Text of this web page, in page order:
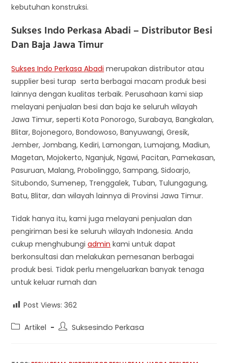
kebutuhan konstruksi.
Sukses Indo Perkasa Abadi – DistributorBesi
Dan Baja Jawa Timur
Sukses Indo Perkasa Abadi merupakan distributor atau
supplier besi turap serta berbagai macam produk besi
lainnya dengan kualitas terbaik. Perusahaan kami siap
melayani penjualan besi dan baja ke seluruh wilayah
Jawa Timur, seperti Kota Ponorogo, Surabaya, Bangkalan,
Blitar, Bojonegoro, Bondowoso, Banyuwangi, Gresik,
Jember, Jombang, Kediri, Lamongan, Lumajang, Madiun,
Magetan, Mojokerto, Nganjuk, Ngawi, Pacitan, Pamekasan,
Pasuruan, Malang, Probolinggo, Sampang, Sidoarjo,
Situbondo, Sumenep, Trenggalek, Tuban, Tulungagung,
Batu, Blitar, dan wilayah lainnya di Provinsi Jawa Timur.
Tidak hanya itu, kami juga melayani penjualan dan
pengiriman besi ke seluruh wilayah Indonesia. Anda
cukup menghubungiadmin kami untuk dapat
berkonsultasi dan melakukan pemesanan berbagai
produk besi. Tidak perlu mengeluarkan banyak tenaga
untuk keluar rumah dan
Post Views: 362
PostArtikel
PostSuksesindo Perkasa